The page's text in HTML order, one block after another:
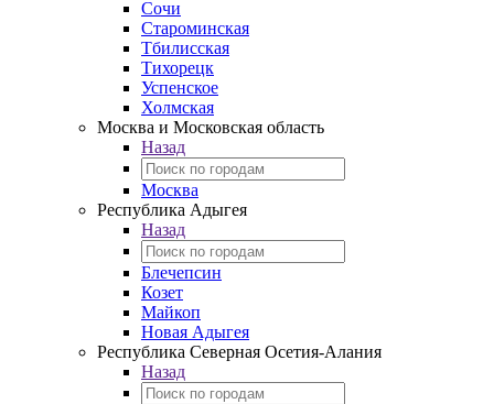
Сочи
Староминская
Тбилисская
Тихорецк
Успенское
Холмская
Москва и Московская область
Назад
Москва
Республика Адыгея
Назад
Блечепсин
Козет
Майкоп
Новая Адыгея
Республика Северная Осетия-Алания
Назад